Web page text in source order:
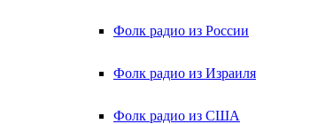
Фолк радио из России
Фолк радио из Израиля
Фолк радио из США